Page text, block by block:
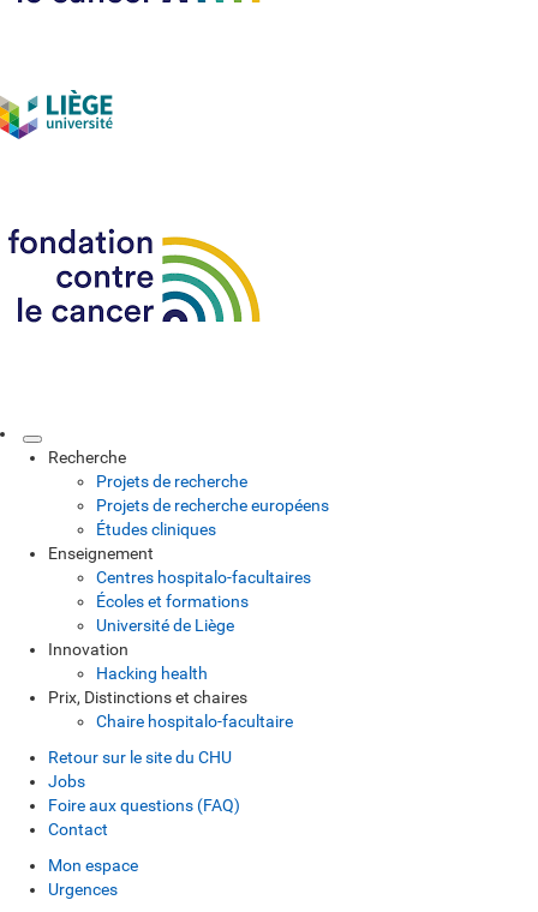
Recherche
Projets de recherche
Projets de recherche européens
Études cliniques
Enseignement
Centres hospitalo-facultaires
Écoles et formations
Université de Liège
Innovation
Hacking health
Prix, Distinctions et chaires
Chaire hospitalo-facultaire
Retour sur le site du CHU
Jobs
Foire aux questions (FAQ)
Contact
Mon espace
Urgences